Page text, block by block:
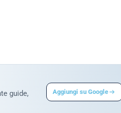
guide,
Aggiungi su Google